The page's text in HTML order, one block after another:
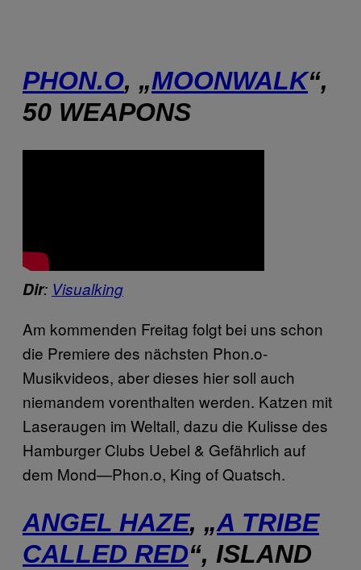
PHON.O, „MOONWALK“,
50 WEAPONS
Dir: Visualking
Am kommenden Freitag folgt bei uns schon
die Premiere des nächsten Phon.o-
Musikvideos, aber dieses hier soll auch
niemandem vorenthalten werden. Katzen mit
Laseraugen im Weltall, dazu die Kulisse des
Hamburger Clubs Uebel & Gefährlich auf
dem Mond—Phon.o, King of Quatsch.
ANGEL HAZE, „A TRIBE
CALLED RED“, ISLAND